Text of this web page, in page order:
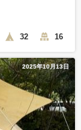
32 16
2025年10月13日